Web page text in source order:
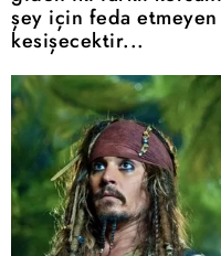
şey için feda etmeyen
kesişecektir...